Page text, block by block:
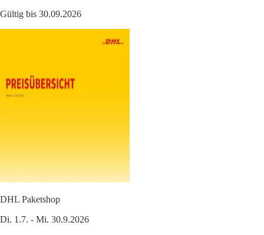
Gültig bis 30.09.2026
DHL Paketshop
Di. 1.7. - Mi. 30.9.2026